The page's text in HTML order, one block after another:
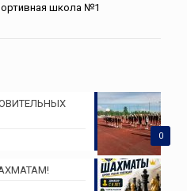
школа №1
0